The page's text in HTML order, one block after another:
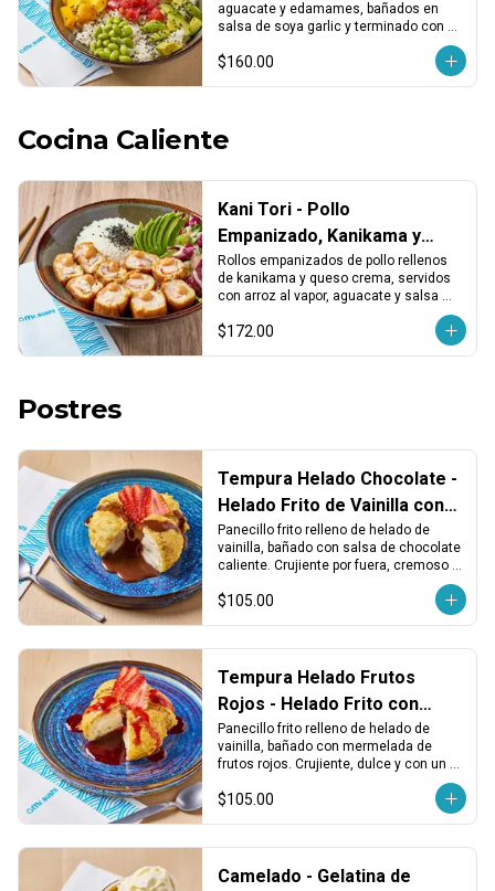
aguacate y edamames, bañados en
salsa de soya garlic y terminado con
equilibrado.
$160.00
Cocina Caliente
Kani Tori - Pollo
Empanizado, Kanikama y
Salsa Chipotle
Rollos empanizados de pollo rellenos
de kanikama y queso crema, servidos
con arroz al vapor, aguacate y salsa
reconfortante.
$172.00
Postres
Tempura Helado Chocolate -
Helado Frito de Vainilla con
Chocolate
Panecillo frito relleno de helado de
vainilla, bañado con salsa de chocolate
caliente. Crujiente por fuera, cremoso
$105.00
Tempura Helado Frutos
Rojos - Helado Frito con
Mermelada de Berries
Panecillo frito relleno de helado de
vainilla, bañado con mermelada de
frutos rojos. Crujiente, dulce y con un
$105.00
Camelado - Gelatina de